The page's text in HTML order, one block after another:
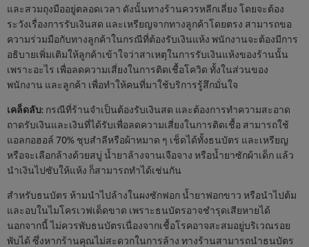
และสวมถุงมืออยู่ตลอดเวลา ดังนั้นทางร้านควรหลีกเลี่ยง โดยจะต้อง
ระวังเรื่องการรับเงินสด และเหรียญจากทางลูกค้าโดยตรง สามารถขอ
ความร่วมมือกับทางลูกค้าในกรณีที่ต้องรับเงินแห้ง พนักงานจะต้องมีการ
อธิบายเพิ่มเติมให้ลูกค้าเข้าใจว่าสาเหตุในการรับเงินแห้งของร้านนั้น
เพราะอะไร เพื่อลดความเสี่ยงในการติดเชื้อโควิด ทั้งในส่วนของ
พนักงาน และลูกค้า เพื่อทำให้คนที่มาใช้บริการรู้สึกมั่นใจ
เคล็ดลับ: กรณีที่ร้านจำเป็นต้องรับเงินสด และต้องการทำความสะอาด
ถาดรับเงินและเงินที่ได้รับเพื่อลดความเสี่ยงในการติดเชื้อ สามารถใช้
แอลกอฮอล์ 70% ชุบสำลีหรือผ้าหมาด ๆ เช็ดได้ทั้งธนบัตร และเหรียญ
หรือจะเลือกล้างด้วยสบู่ น้ำยาล้างจานเจือจาง หรือน้ำยาซักผ้าเด็ก แล้ว
นำเงินไปซับให้แห้ง ก็สามารถทำได้เช่นกัน
สำหรับธนบัตร ห้ามนำไปล้างในผงซักฟอก น้ำยาฟอกขาว หรือนำไปต้ม
และอบในไมโครเวฟเด็ดขาด เพราะธนบัตรอาจชำรุดเสียหายได้
นอกจากนี้ ไม่ควรพับธนบัตรเนื่องจากเชื้อโรคอาจสะสมอยู่บริเวณรอย
พับได้ ซึ่งหากร้านคุณไม่สะดวกในการล้าง ทางร้านสามารถนำธนบัตร